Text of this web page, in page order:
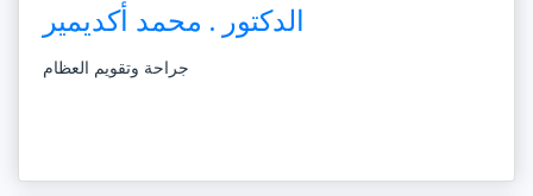
الدكتور . محمد أكديمير
جراحة وتقويم العظام